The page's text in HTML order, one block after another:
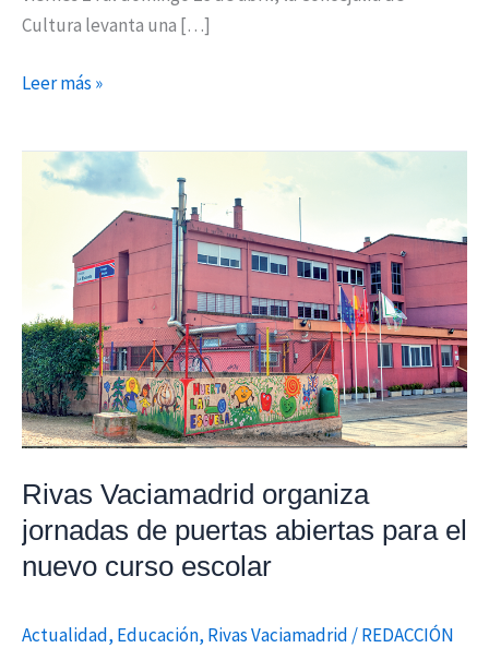
Cultura levanta una […]
Leer más »
Rivas Vaciamadrid organiza
jornadas de puertas abiertas para el
nuevo curso escolar
Actualidad, Educación, Rivas Vaciamadrid /REDACCIÓN
Rivas
Vaciamadrid
jornadas
puertas
abiertas
para
el
nuevo
escolar